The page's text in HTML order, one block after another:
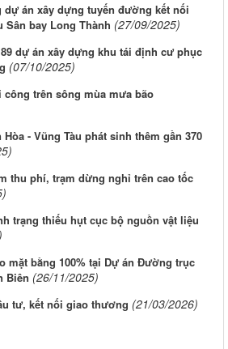
án xây dựng tuyến đường kết nối
Sân bay Long Thành (27/09/2025)
dự án xây dựng khu tái định cư phục
(07/10/2025)
công trên sông mùa mưa bão
- Vũng Tàu phát sinh thêm gần 370
thu phí, trạm dừng nghỉ trên cao tốc
trạng thiếu hụt cục bộ nguồn vật liệu
mặt bằng 100% tại Dự án Đường trục
Biên (26/11/2025)
tư, kết nối giao thương (21/03/2026)